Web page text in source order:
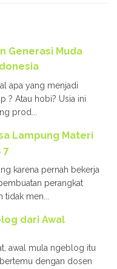
Generasi Muda
apa yang menjadi
? Atau hobi? Usia ini
prod...
Lampung Materi
7
karena pernah bekerja
perangkat
men...
dari Awal
awal mula ngeblog itu
dengan dosen